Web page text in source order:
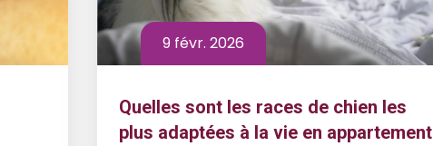
9 févr. 2026
Quelles sont les races de chien les
plus adaptées à la vie en appartement